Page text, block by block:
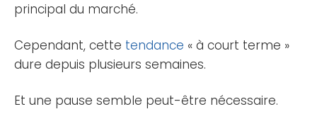
principal du marché.
Cependant, cette tendance « à court terme »
dure depuis plusieurs semaines.
Et une pause semble peut-être nécessaire.